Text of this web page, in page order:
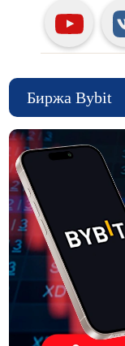
Биржа Bybit